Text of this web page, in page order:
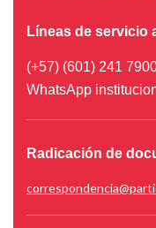
Líneas de servicio
(+57) (601) 241
WhatsApp
Radicación de